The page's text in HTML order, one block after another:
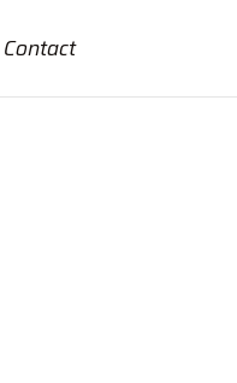
Contact